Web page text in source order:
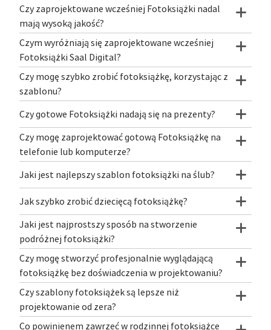
Czy zaprojektowane wcześniej Fotoksiążki nadal
mają wysoką jakość?
Czym wyróżniają się zaprojektowane wcześniej
Fotoksiążki Saal Digital?
Czy mogę szybko zrobić fotoksiążkę, korzystając z
szablonu?
Czy gotowe Fotoksiążki nadają się na prezenty?
Czy mogę zaprojektować gotową Fotoksiążkę na
telefonie lub komputerze?
Jaki jest najlepszy szablon fotoksiążki na ślub?
Jak szybko zrobić dziecięcą fotoksiążkę?
Jaki jest najprostszy sposób na stworzenie
podróżnej fotoksiążki?
Czy mogę stworzyć profesjonalnie wyglądającą
fotoksiążkę bez doświadczenia w projektowaniu?
Czy szablony fotoksiążek są lepsze niż
projektowanie od zera?
Co powinienem zawrzeć w rodzinnej fotoksiążce